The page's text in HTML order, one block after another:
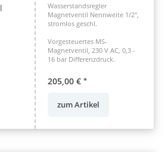
Wasserstandsregler
Magnetventil Nennweite 1/2",
stromlos geschl.
Vorgesteuertes MS-
Magnetventil, 230 V AC, 0,3 -
16 bar Differenzdruck.
205,00 € *
zum Artikel